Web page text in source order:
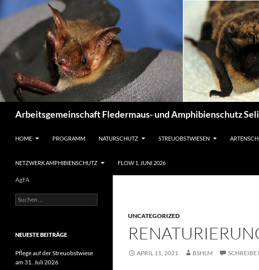
Arbeitsgemeinschaft Fledermaus- und Amphibienschutz
HOME
PROGRAMM NATURSCHUTZ STREUOBSTWIESEN
NETZWERK AMPHIBIENSCHUTZ FLOW 1. JUNI 2026
UNCATEGORIZED
APRIL 11, 2021 BSHLM
AgFA
Suchen
nach:
NEUESTE BEITRÄGE
Pflege auf der Streuobstwiese
am 31. Juli 2026